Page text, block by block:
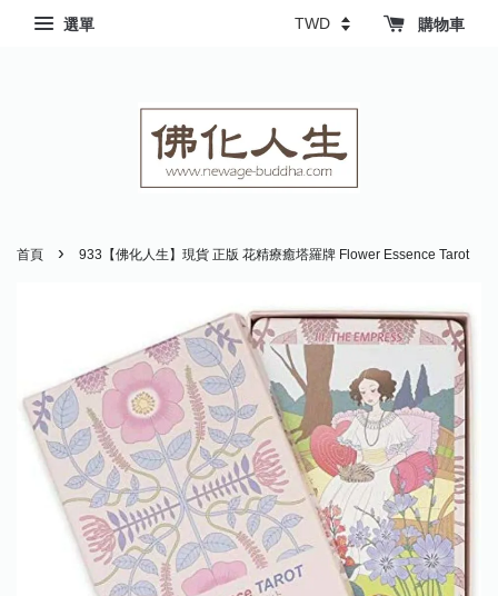
選單 購物車
首頁 › 933【佛化人生】現貨 正版 花精療癒塔羅牌 Flower Essence Tarot